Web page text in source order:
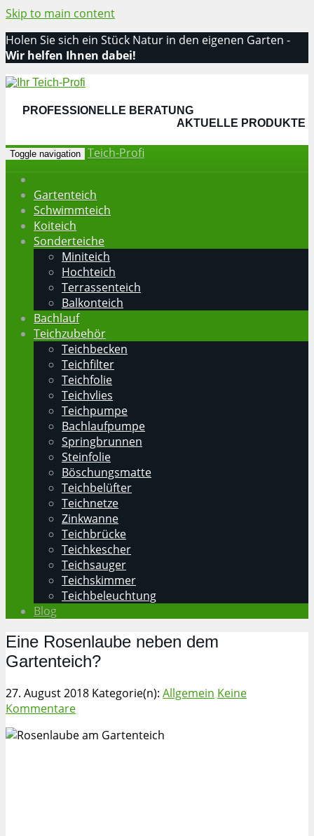
Skip to main content
Holen Sie sich ein Stück Natur in den eigenen Garten -
Wir helfen Ihnen dabei!
PROFESSIONELLE BERATUNG
AKTUELLE PRODUKTE
Toggle navigation Teich-Profi
Gartenteich
Schwimmteich
Koiteich
Sonderteiche
Miniteich
Hochteich
Terrassenteich
Balkonteich
Bachlauf
Teichzubehör
Teichbecken
Teichfilter
Teichfolie
Teichvlies
Teichpumpe
Bachlaufpumpe
Springbrunnen
Steinfolie
Böschungsmatte
Teichbelüfter
Teichnetze
Zinkwanne
Teichbrücke
Teichkescher
Teichsauger
Teichskimmer
Teichbeleuchtung
Blog
Eine Rosenlaube neben dem
Gartenteich?
27. August 2018 Kategorie(n): Allgemein Keine
Kommentare